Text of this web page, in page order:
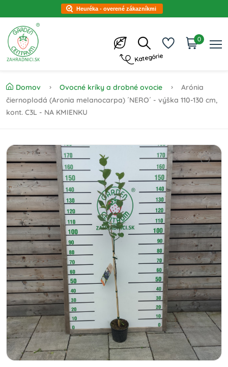
Heuréka - overené zákazníkmi
Kategórie
0
Domov Ovocné kríky a drobné ovocie
Arónia
čiernoplodá (Aronia melanocarpa) ´NERO´ - výška 110-130 cm,
kont. C3L - NA KMIENKU